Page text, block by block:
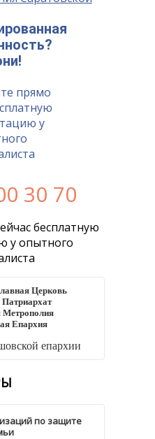
30 70
бесплатную
у опытного
Церковь
Метрополия
Епархия
по защите